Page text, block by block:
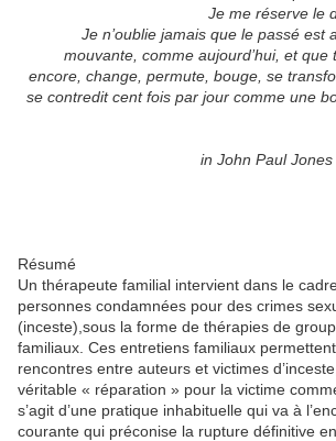
Je me réserve le
Je n’oublie jamais que le passé est
mouvante, comme aujourd’hui, et que
encore, change, permute, bouge, se
se contredit cent fois par jour comme une
in John Paul
Résumé
Un thérapeute familial intervient dans le
personnes condamnées pour des crimes
(inceste),sous la forme de thérapies de
familiaux. Ces entretiens familiaux
rencontres entre auteurs et victimes
véritable « réparation » pour la victime
s’agit d’une pratique inhabituelle qui va à
courante qui préconise la rupture définitive